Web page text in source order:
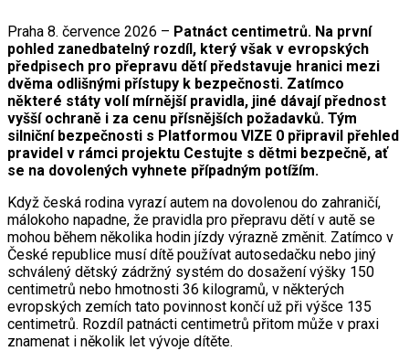
Praha 8. července 2026 – Patnáct centimetrů. Na první
pohled zanedbatelný rozdíl, který však v evropských
předpisech pro přepravu dětí představuje hranici mezi
dvěma odlišnými přístupy k bezpečnosti. Zatímco
některé státy volí mírnější pravidla, jiné dávají přednost
vyšší ochraně i za cenu přísnějších požadavků. Tým
silniční bezpečnosti s Platformou VIZE 0 připravil přehled
pravidel v rámci projektu Cestujte s dětmi bezpečně, ať
se na dovolených vyhnete případným potížím.
Když česká rodina vyrazí autem na dovolenou do zahraničí,
málokoho napadne, že pravidla pro přepravu dětí v autě se
mohou během několika hodin jízdy výrazně změnit. Zatímco v
České republice musí dítě používat autosedačku nebo jiný
schválený dětský zádržný systém do dosažení výšky 150
centimetrů nebo hmotnosti 36 kilogramů, v některých
evropských zemích tato povinnost končí už při výšce 135
centimetrů. Rozdíl patnácti centimetrů přitom může v praxi
znamenat i několik let vývoje dítěte.